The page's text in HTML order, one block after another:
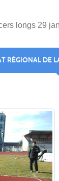
longs 29
RÉGIONAL DE